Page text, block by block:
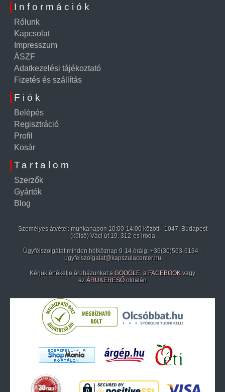
Információk
Rólunk
Kapcsolat
Impresszum
ÁSZF
Adatkezelési tájékoztató
Fizetés és szállítás
Fiók
Belépés
Regisztráció
Profil
Kosár
Tartalom
Szerzők
Gyártók
Blog
Személyes átvétel: munkanapon 10:00-14:00 között · 1047, Budapest
(külső) Váci út 19. 312-es iroda
Ügyfélszolgálat minden hétköznap 9-14 óráig: +36(30)563-6134 ·
ugyfelszolgalat@kapszulacenter.hu
Kérjük értékelje áruházunkat a GOOGLE, a FACEBOOK vagy
az ÁRUKERESŐ oldalán